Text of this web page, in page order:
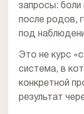
запросы: боли
после родов,
под
Это не курс
система, в
конкретной
результат